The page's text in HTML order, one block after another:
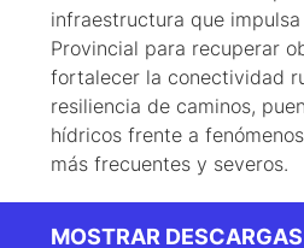
infraestructura que
Provincial para recuperar
fortalecer la conectividad
resiliencia de caminos,
hídricos frente a
más frecuentes y severos.
MOSTRAR DESCARGAS